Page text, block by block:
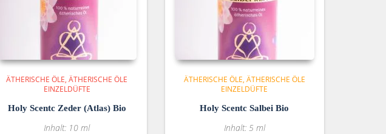
ÄTHERISCHE ÖLE ÄTHERISCHE ÖLE
EINZELDÜFTE
Holy Scentc Zeder (Atlas) Bio
Inhalt: 10 ml
ÄTHERISCHE ÖLE ÄTHERISCHE ÖLE
EINZELDÜFTE
Holy Scentc Salbei Bio
Inhalt: 5 ml